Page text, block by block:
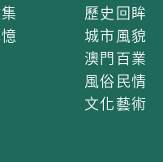
歷史回眸
城市風貌
澳門百業
風俗民情
文化藝術